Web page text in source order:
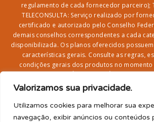
Valorizamos sua privacidade.
Utilizamos cookies para melhorar sua
navegação, exibir anúncios ou conteúdos
regulamento de cada fornecedor parceiro);
TELECONSULTA: Serviço realizado por
certificado e autorizado pelo Conselho
demais conselhos correspondentes a cada
disponibilizada. Os planos oferecidos
características gerais. Consulte as regras,
condições gerais dos produtos no
serviços na rede credenciada;SEGURO DE
PESSOAIS, ASSISTÊNCIA FUNERAL 24H,
RESIDENCIAL E SORTEIO: Produto com
garantido pela SEGUROS SURA